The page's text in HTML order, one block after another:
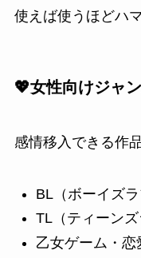
使えば使うほどハ
💖女性向けジャ
感情移入できる作
BL（ボーイズラ
TL（ティーンズ
乙女ゲーム・